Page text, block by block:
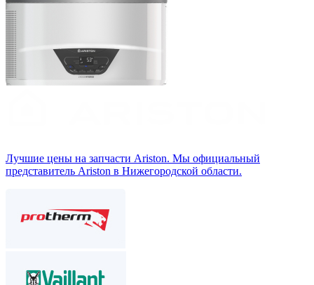
Лучшие цены на запчасти Аriston. Мы официальный
представитель Ariston в Нижегородской области.